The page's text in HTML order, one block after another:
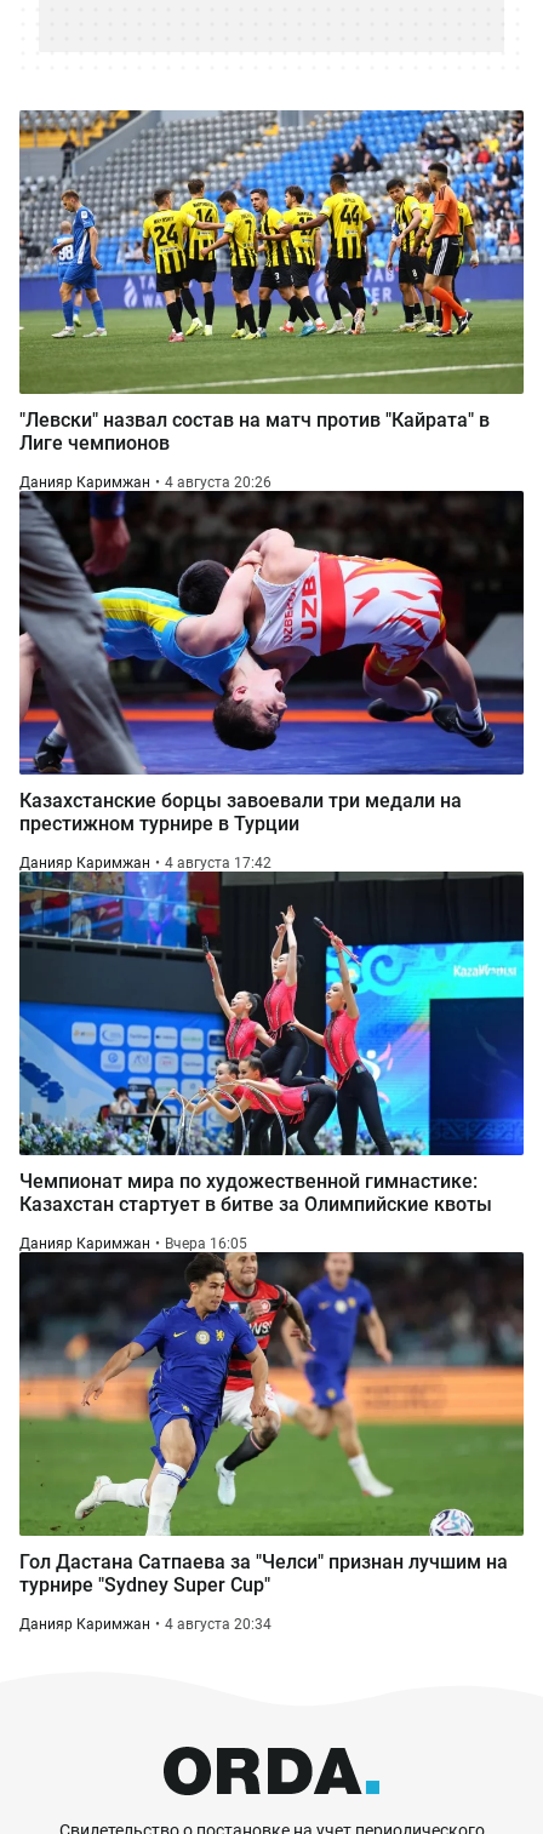
"Левски" назвал состав на матч против "Кайрата" в
Лиге чемпионов
Данияр Каримжан 4 августа 20:26
Казахстанские борцы завоевали три медали на
престижном турнире в Турции
Данияр Каримжан 4 августа 17:42
Чемпионат мира по художественной гимнастике:
Казахстан стартует в битве за Олимпийские квоты
Данияр Каримжан Вчера 16:05
Гол Дастана Сатпаева за "Челси" признан лучшим на
турнире "Sydney Super Cup"
Данияр Каримжан 4 августа 20:34